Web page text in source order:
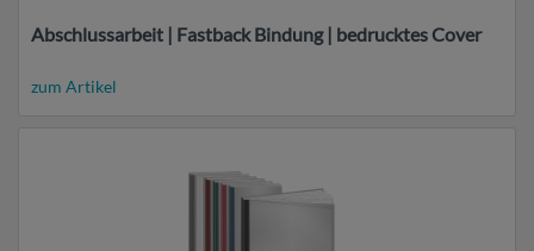
Abschlussarbeit | Fastback Bindung | bedrucktes Cover
zum Artikel